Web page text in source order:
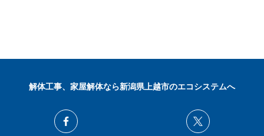
解体工事、家屋解体なら新潟県上越市のエコシステムへ